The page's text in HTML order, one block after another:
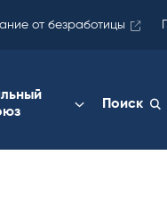
от безработицы
Поиск